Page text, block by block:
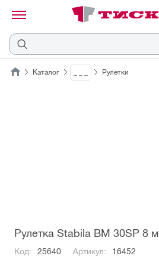
Отмена
Каталог Рулетки
Рулетка Stabila ВМ 30SP 8 м
Код: 25640 Артикул: 16452